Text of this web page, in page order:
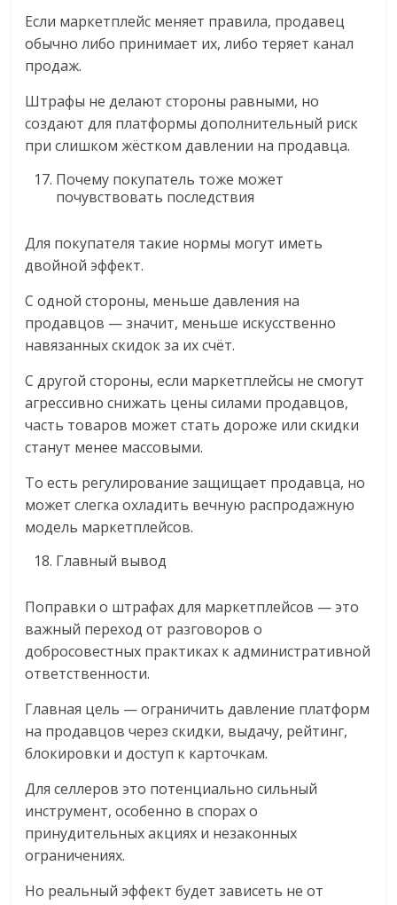
Если маркетплейс меняет правила, продавец
обычно либо принимает их, либо теряет канал
продаж.
Штрафы не делают стороны равными, но
создают для платформы дополнительный риск
при слишком жёстком давлении на продавца.
Почему покупатель тоже может
почувствовать последствия
Для покупателя такие нормы могут иметь
двойной эффект.
С одной стороны, меньше давления на
продавцов — значит, меньше искусственно
навязанных скидок за их счёт.
С другой стороны, если маркетплейсы не смогут
агрессивно снижать цены силами продавцов,
часть товаров может стать дороже или скидки
станут менее массовыми.
То есть регулирование защищает продавца, но
может слегка охладить вечную распродажную
модель маркетплейсов.
Главный вывод
Поправки о штрафах для маркетплейсов — это
важный переход от разговоров о
добросовестных практиках к административной
ответственности.
Главная цель — ограничить давление платформ
на продавцов через скидки, выдачу, рейтинг,
блокировки и доступ к карточкам.
Для селлеров это потенциально сильный
инструмент, особенно в спорах о
принудительных акциях и незаконных
ограничениях.
Но реальный эффект будет зависеть не от